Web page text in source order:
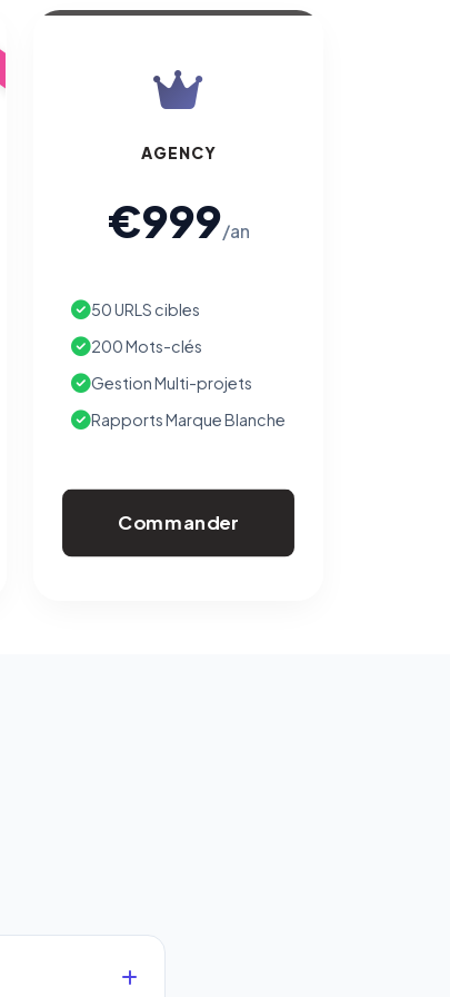
AGENCY
€999/an
50 URLS cibles
200 Mots-clés
Gestion Multi-projets
Rapports Marque Blanche
Commander